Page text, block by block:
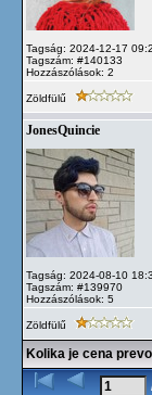
Tagság: 2024-12-17
Tagszám: #140133
Hozzászólások: 2
Zöldfülű
JonesQuincie
Tagság: 2024-08-10
Tagszám: #139970
Hozzászólások: 5
Zöldfülű
Kolika je cena